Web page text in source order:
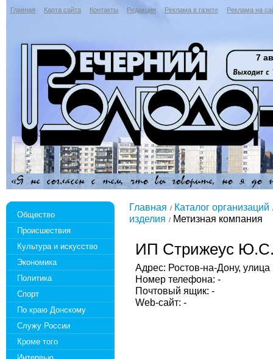
Главная Карта сайта Контакты Редакция Реклама в газете Реклама на
7
Общество
Происшествия
Культура и искусство
Экономика
Политика
Спорт
По краю Донскому
Служу России
Кроме того
Главная
Каталог организаций
изделия
Метизная компания
ИП Стрижеус Ю.С.
Адрес: Ростов-на-Дону,
Номер телефона: -
Почтовый ящик: -
Web-сайт: -